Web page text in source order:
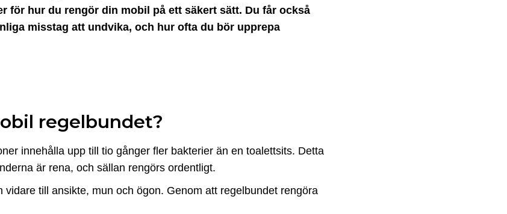
för hur du rengör din mobil på ett säkert sätt. Du får också
misstag att undvika, och hur ofta du bör upprepa
regelbundet?
innehålla upp till tio gånger fler bakterier än en toalettsits. Detta
är rena, och sällan rengörs ordentligt.
till ansikte, mun och ögon. Genom att regelbundet rengöra